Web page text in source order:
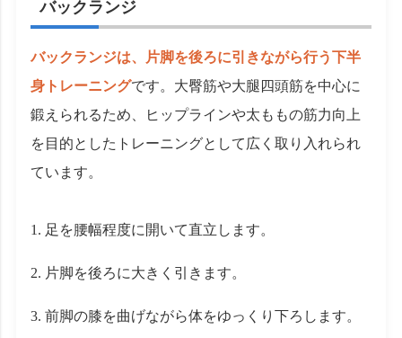
バックランジ
バックランジは、片脚を後ろに引きながら行う下半
身トレーニングです。大臀筋や大腿四頭筋を中心に
鍛えられるため、ヒップラインや太ももの筋力向上
を目的としたトレーニングとして広く取り入れられ
ています。
足を腰幅程度に開いて直立します。
片脚を後ろに大きく引きます。
前脚の膝を曲げながら体をゆっくり下ろします。